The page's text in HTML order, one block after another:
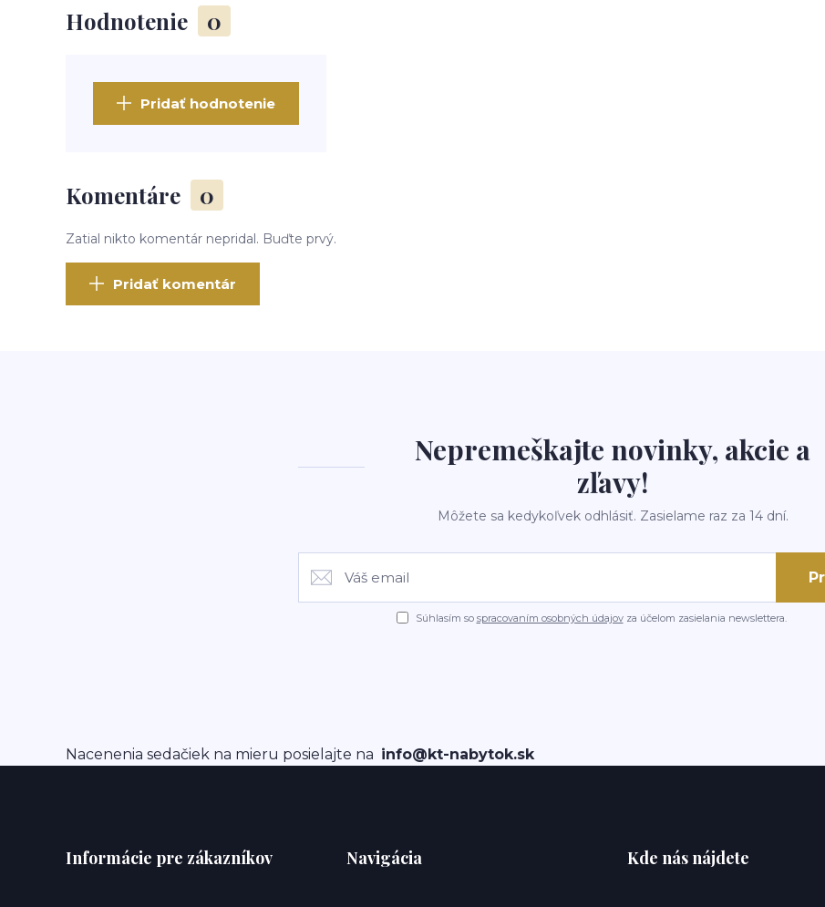
Hodnotenie 0
Pridať hodnotenie
Komentáre 0
Zatial nikto komentár nepridal. Buďte prvý.
Pridať komentár
Nepremeškajte novinky, akcie a
zľavy!
Môžete sa kedykoľvek odhlásiť. Zasielame raz za 14 dní.
Súhlasím so spracovaním osobných údajovza účelom zasielania newslettera.
Nacenenia sedačiek na mieru posielajte na info@kt-nabytok.sk
Informácie pre zákazníkov Navigácia Kde nás nájdete